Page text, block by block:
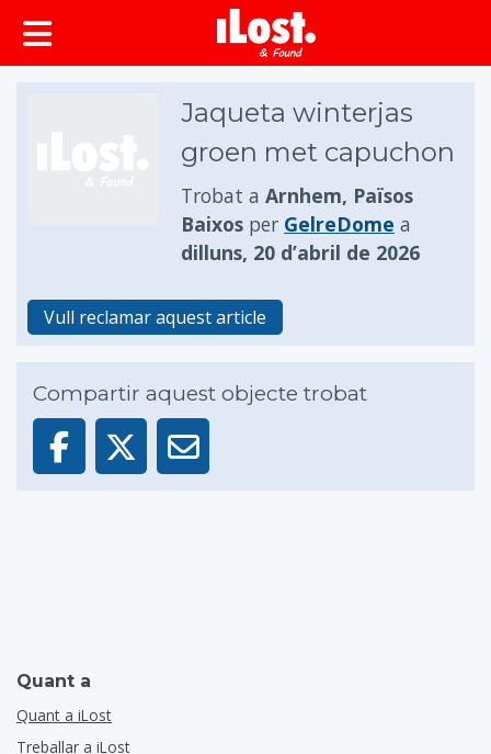
principal
Jaqueta winterjas
groen met capuchon
Trobat a Arnhem, Països
Baixos per GelreDome a
dilluns, 20 d’abril de 2026
Vull reclamar aquest article
Compartir aquest objecte trobat
Quant a
Quant a iLost
Treballar a iLost